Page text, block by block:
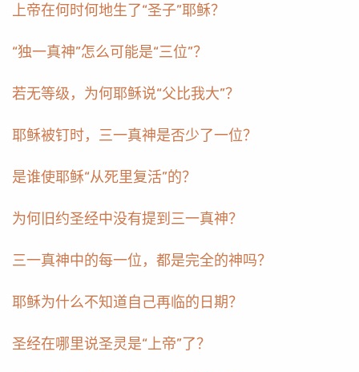
上帝在何时何地生了“圣子”耶稣？
“独一真神”怎么可能是“三位”？
若无等级，为何耶稣说“父比我大”？
耶稣被钉时，三一真神是否少了一位？
是谁使耶稣“从死里复活”的？
为何旧约圣经中没有提到三一真神？
三一真神中的每一位，都是完全的神吗？
耶稣为什么不知道自己再临的日期？
圣经在哪里说圣灵是“上帝”了？